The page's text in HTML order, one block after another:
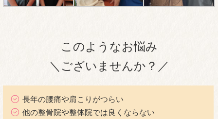
このようなお悩み
＼ございませんか？／
長年の腰痛や肩こりがつらい
他の整骨院や整体院では良くならない